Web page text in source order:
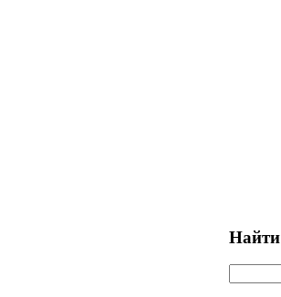
Найти